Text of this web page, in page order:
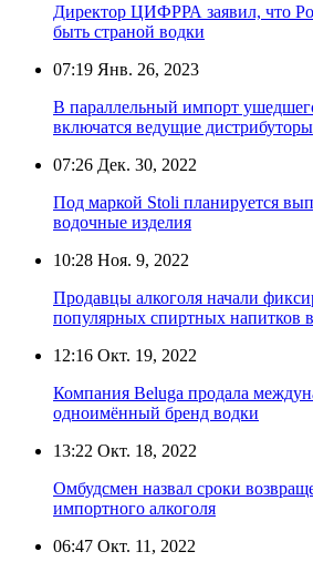
Директор ЦИФРРА заявил, что
быть страной водки
07:19 Янв. 26, 2023
В параллельный импорт
включатся ведущие дистрибуторы
07:26 Дек. 30, 2022
Под маркой Stoli планируется
водочные изделия
10:28 Ноя. 9, 2022
Продавцы алкоголя начали
популярных спиртных напитков
12:16 Окт. 19, 2022
Компания Beluga продала
одноимённый бренд водки
13:22 Окт. 18, 2022
Омбудсмен назвал сроки
импортного алкоголя
06:47 Окт. 11, 2022